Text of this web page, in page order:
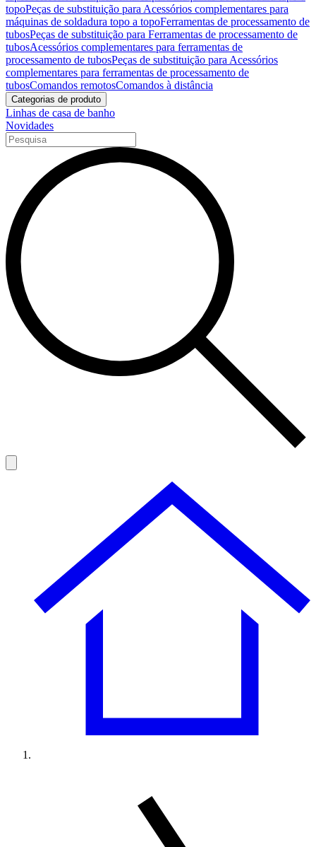
topoPeças de substituição para Acessórios complementares para
máquinas de soldadura topo a topoFerramentas de processamento de
tubosPeças de substituição para Ferramentas de processamento de
tubosAcessórios complementares para ferramentas de
processamento de tubosPeças de substituição para Acessórios
complementares para ferramentas de processamento de
tubosComandos remotosComandos à distância
Categorias de produto
Linhas de casa de banho
Novidades